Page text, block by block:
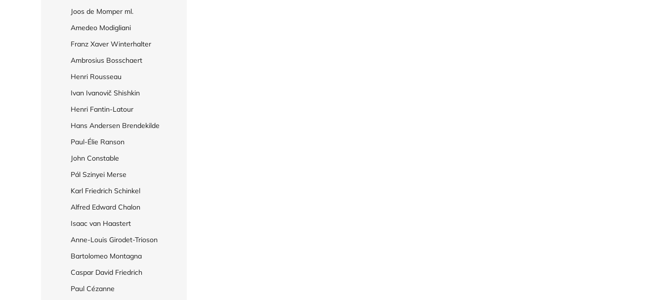
Joos de Momper ml.
Amedeo Modigliani
Franz Xaver Winterhalter
Ambrosius Bosschaert
Henri Rousseau
Ivan Ivanovič Shishkin
Henri Fantin-Latour
Hans Andersen Brendekilde
Paul-Élie Ranson
John Constable
Pál Szinyei Merse
Karl Friedrich Schinkel
Alfred Edward Chalon
Isaac van Haastert
Anne-Louis Girodet-Trioson
Bartolomeo Montagna
Caspar David Friedrich
Paul Cézanne